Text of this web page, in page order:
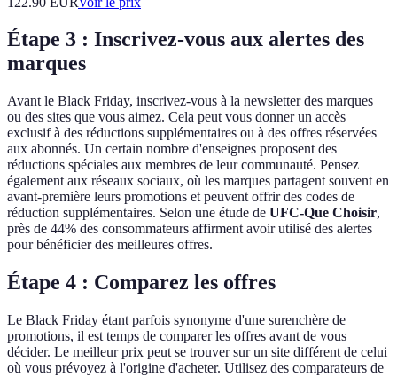
Étape 3 : Inscrivez-vous aux alertes des
marques
Avant le Black Friday, inscrivez-vous à la newsletter des marques
ou des sites que vous aimez. Cela peut vous donner un accès
exclusif à des réductions supplémentaires ou à des offres réservées
aux abonnés. Un certain nombre d'enseignes proposent des
réductions spéciales aux membres de leur communauté. Pensez
également aux réseaux sociaux, où les marques partagent souvent en
avant-première leurs promotions et peuvent offrir des codes de
réduction supplémentaires. Selon une étude de UFC-Que Choisir,
près de 44% des consommateurs affirment avoir utilisé des alertes
pour bénéficier des meilleures offres.
Étape 4 : Comparez les offres
Le Black Friday étant parfois synonyme d'une surenchère de
promotions, il est temps de comparer les offres avant de vous
décider. Le meilleur prix peut se trouver sur un site différent de celui
où vous prévoyez à l'origine d'acheter. Utilisez des comparateurs de